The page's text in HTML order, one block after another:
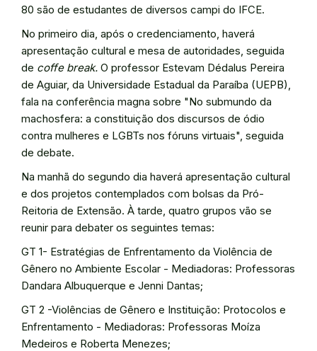
80 são de estudantes de diversos campi do IFCE.
No primeiro dia, após o credenciamento, haverá
apresentação cultural e mesa de autoridades, seguida
de coffe break. O professor Estevam Dédalus Pereira
de Aguiar, da Universidade Estadual da Paraíba (UEPB),
fala na conferência magna sobre "No submundo da
machosfera: a constituição dos discursos de ódio
contra mulheres e LGBTs nos fóruns virtuais", seguida
de debate.
Na manhã do segundo dia haverá apresentação cultural
e dos projetos contemplados com bolsas da Pró-
Reitoria de Extensão. À tarde, quatro grupos vão se
reunir para debater os seguintes temas:
GT 1- Estratégias de Enfrentamento da Violência de
Gênero no Ambiente Escolar - Mediadoras: Professoras
Dandara Albuquerque e Jenni Dantas;
GT 2 -Violências de Gênero e Instituição: Protocolos e
Enfrentamento - Mediadoras: Professoras Moíza
Medeiros e Roberta Menezes;